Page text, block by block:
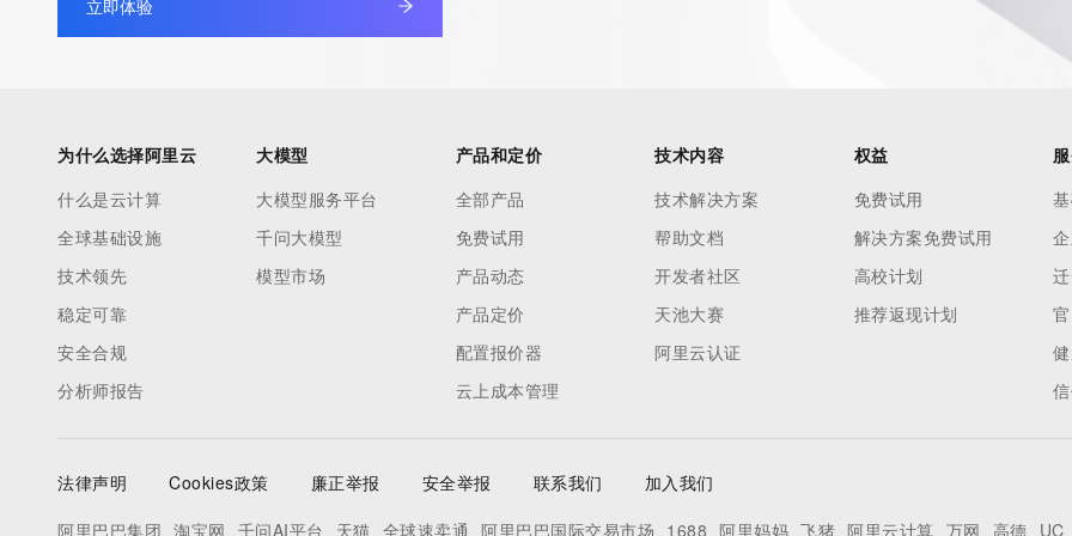
non-public data may be provided, upon request, where it can be reasonably confirmed that the requester holds a specific
any time. By submitting this query, you agree to abide by this policy."
      "links": [
        {
          "value": "https://rdap.identitydigital.services/rdap/domain/ejw.ltd",
          "rel": "terms-of-service",
          "type": "text/html"
        }
    {
      "title": "Status Codes",
立即体验
为什么选择阿里云
什么是云计算
全球基础设施
技术领先
稳定可靠
安全合规
分析师报告
大模型
大模型服务平台
千问大模型
模型市场
产品和定价
全部产品
免费试用
产品动态
产品定价
配置报价器
云上成本管理
技术内容
技术解决方案
帮助文档
开发者社区
天池大赛
阿里云认证
权益
免费试用
解决方案免费试用
高校计划
推荐返现计划
法律声明 Cookies政策 廉正举报 安全举报 联系我们
加入我们
阿里巴巴集团 淘宝网 千问AI平台 天猫 全球速卖通 阿里巴巴国际交易市场 1688 阿里妈妈 飞猪 阿里云计算 万网 高德 UC